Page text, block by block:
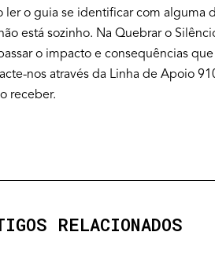
ler o guia se identificar com alguma
está sozinho. Na Quebrar o
o impacto e consequências que
nos através da Linha de Apoio
receber.
RELACIONADOS